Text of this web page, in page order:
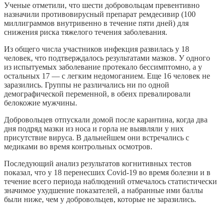
Ученые отметили, что шести добровольцам превентивно
назначили противовирусный препарат ремдесивир (100
миллиграммов внутривенно в течение пяти дней) для
снижения риска тяжелого течения заболевания.
Из общего числа участников инфекция развилась у 18
человек, что подтверждалось результатами мазков. У одного
из испытуемых заболевание протекало бессимптомно, а у
остальных 17 — с легким недомоганием. Еще 16 человек не
заразились. Группы не различались ни по одной
демографической переменной, в обеих превалировали
белокожие мужчины.
Добровольцев отпускали домой после карантина, когда два
дня подряд мазки из носа и горла не выявляли у них
присутствие вируса. В дальнейшем они встречались с
медиками во время контрольных осмотров.
Последующий анализ результатов когнитивных тестов
показал, что у 18 перенесших Covid-19 во время болезни и в
течение всего периода наблюдений отмечалось статистически
значимое ухудшение показателей, а набранные ими баллы
были ниже, чем у добровольцев, которые не заразились.